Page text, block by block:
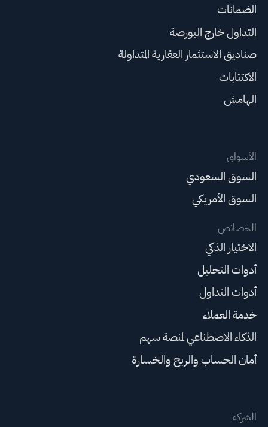
الضمانات
التداول خارج البورصة
صناديق الاستثمار العقارية المتداولة
الاكتتابات
الهامش
الأسواق
السوق السعودي
السوق الأمريكي
الخصائص
الاختيار الذكي
أدوات التحليل
أدوات التداول
خدمة العملاء
الذكاء الاصطناعي لمنصة سهم
أمان الحساب والربح والخسارة
الشركة